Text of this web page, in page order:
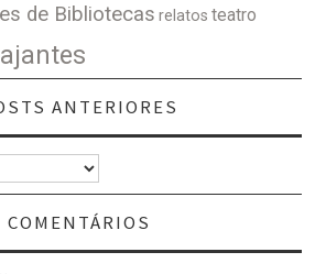
de Bibliotecas relatos teatro
ANTERIORES
COMENTÁRIOS